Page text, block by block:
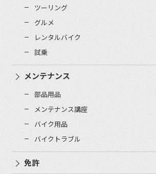
ツーリング
グルメ
レンタルバイク
試乗
メンテナンス
部品用品
メンテナンス講座
バイク用品
バイクトラブル
免許